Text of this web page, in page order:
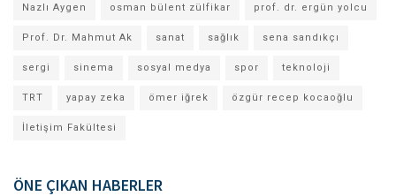
Nazlı Aygen osman bülent zülfikar prof. dr. ergün yolcu
Prof. Dr. Mahmut Ak sanat sağlık sena sandıkçı
sergi sinema sosyal medya spor teknoloji
TRT yapay zeka ömer iğrek özgür recep kocaoğlu
İletişim Fakültesi
ÖNE ÇIKAN HABERLER